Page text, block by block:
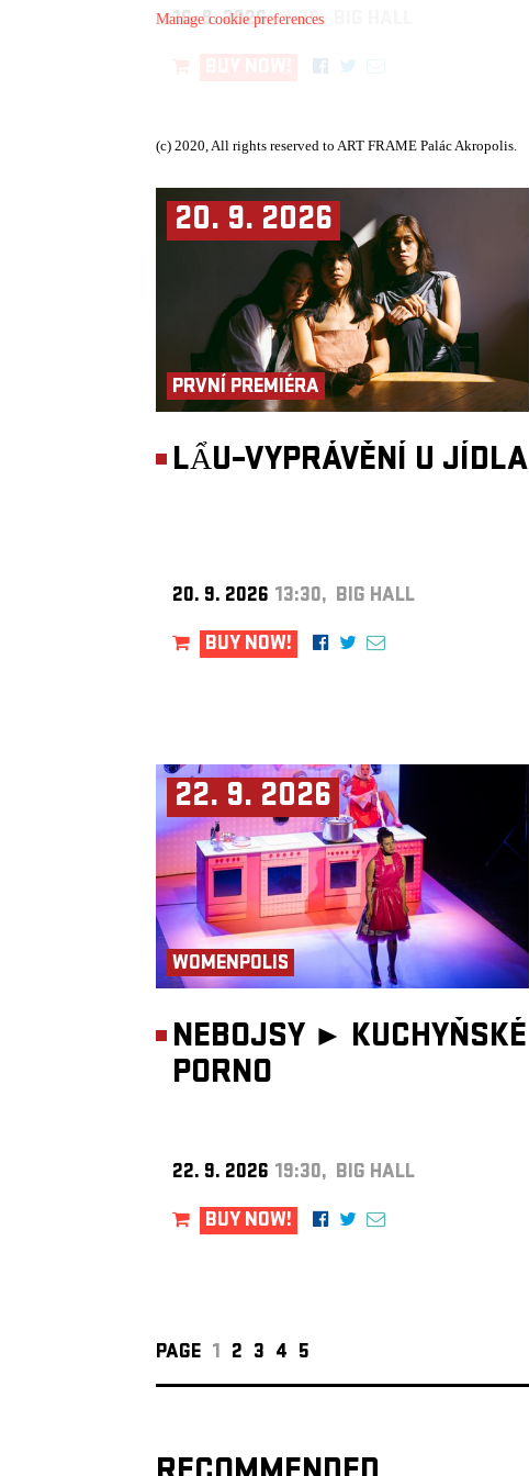
16. 9. 2026 19:30, BIG HALL
20. 9. 2026
PRVNÍ PREMIÉRA
LẨU–VYPRÁVĚNÍ U JÍDLA
20. 9. 2026 13:30, BIG HALL
BUY NOW!
22. 9. 2026
WOMENPOLIS
NEBOJSY ► KUCHYŇSKÉ
PORNO
22. 9. 2026 19:30, BIG HALL
BUY NOW!
PAGE 1 2 3 4 5
Manage cookie preferences
(c) 2020, All rights reserved to ART FRAME Palác Akropolis.